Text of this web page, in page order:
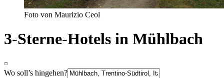
Foto von Maurizio Ceol
3-Sterne-Hotels in Mühlbach
Wo soll’s hingehen?